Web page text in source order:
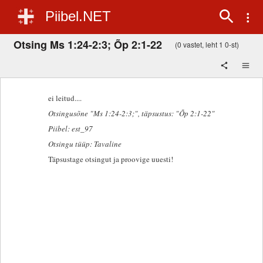
Piibel.NET
Otsing Ms 1:24-2:3; Õp 2:1-22 (0 vastet, leht 1 0-st)
ei leitud....
Otsingusõne "Ms 1:24-2:3;", täpsustus: "Õp 2:1-22"
Piibel: est_97
Otsingu tüüp: Tavaline
Täpsustage otsingut ja proovige uuesti!